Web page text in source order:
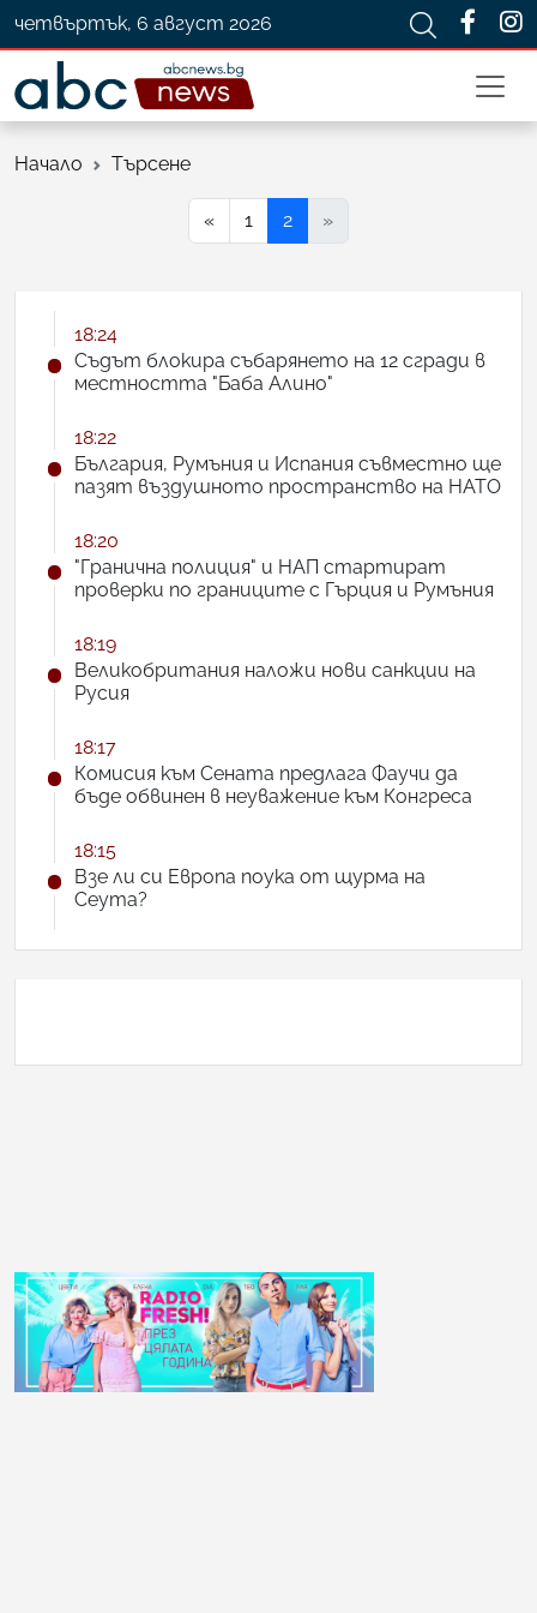
четвъртък, 6 август 2026
Начало Търсене
« 1 2 »
18:24
Съдът блокира събарянето на 12 сгради в
местността "Баба Алино"
18:22
България, Румъния и Испания съвместно ще
пазят въздушното пространство на НАТО
18:20
"Гранична полиция" и НАП стартират
проверки по границите с Гърция и Румъния
18:19
Великобритания наложи нови санкции на
Русия
18:17
Комисия към Сената предлага Фаучи да
бъде обвинен в неуважение към Конгреса
18:15
Взе ли си Европа поука от щурма на
Сеута?